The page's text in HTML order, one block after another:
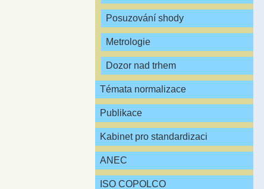
Posuzování shody
Metrologie
Dozor nad trhem
Témata normalizace
Publikace
Kabinet pro standardizaci
ANEC
ISO COPOLCO